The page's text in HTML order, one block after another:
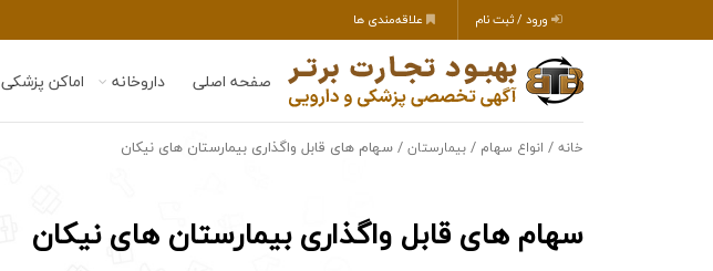
ورود / ثبت نام علاقه‌مندی ها
صفحه اصلی داروخانه اماکن پزشکی
خانه / انواع سهام / بیمارستان / سهام های قابل واگذاری بیمارستان های نیکان
سهام های قابل واگذاری بیمارستان های نیکان